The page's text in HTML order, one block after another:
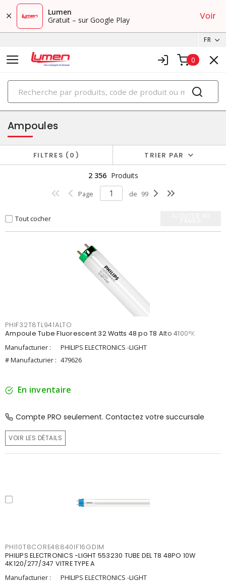
Lumen
Gratuit – sur Google Play
Voir
FR
0
PRODUITS
éclairage
Ampoules
FILTRES 0 TRIER PAR
2 356 Produits
Page de 99
Tout cocher
PHIF32T8TL941ALTO
Ampoule Tube Fluorescent 32 Watts 48 po T8 Alto 4100°K
Manufacturier :
PHILIPS ELECTRONICS -LIGHT
# Manufacturier : 479626
En inventaire
Compte PRO seulement. Contactez votre succursale
VOIR LES DÉTAILS
PHI10T8CORE48840IF16GDIM
PHILIPS ELECTRONICS -LIGHT 553230 TUBE DEL T8 48PO 10W
4K120/277/347 VITRE TYPE A
Manufacturier :
PHILIPS ELECTRONICS -LIGHT